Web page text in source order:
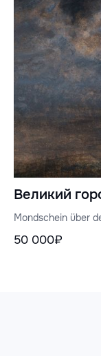
Великий
Mondschein über
50 000₽